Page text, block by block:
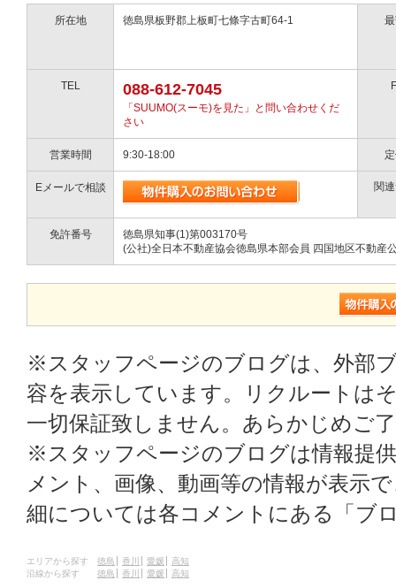
所在地 徳島県板野郡上板町七條字古町64-1
TEL 088-612-7045
「SUUMO(スーモ)を見た」と問い合わせくだ
さい
営業時間 9:30-18:00
Eメールで相談 関
免許番号
徳島県知事(1)第003170号
(公社)全日本不動産協会徳島県本部会員 四国地区不動産
※スタッフページのブログは、外部
容を表示しています。リクルートは
一切保証致しません。あらかじめご
※スタッフページのブログは情報提
メント、画像、動画等の情報が表示
細については各コメントにある「ブ
エリアから探す 徳島 香川 愛媛
高知
沿線から探す
徳島 香川 愛媛 高知